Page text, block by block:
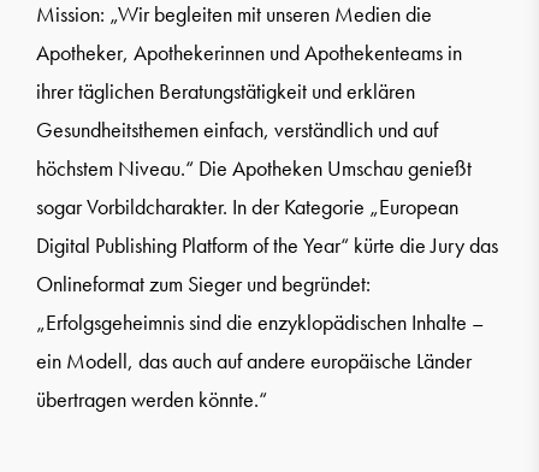
Mission: „Wir begleiten mit unseren Medien die
Apotheker, Apothekerinnen und Apothekenteams in
ihrer täglichen Beratungstätigkeit und erklären
Gesundheitsthemen einfach, verständlich und auf
höchstem Niveau.“ Die Apotheken Umschau genießt
sogar Vorbildcharakter. In der Kategorie „European
Digital Publishing Platform of the Year“ kürte die Jury das
Onlineformat zum Sieger und begründet:
„Erfolgsgeheimnis sind die enzyklopädischen Inhalte –
ein Modell, das auch auf andere europäische Länder
übertragen werden könnte.“